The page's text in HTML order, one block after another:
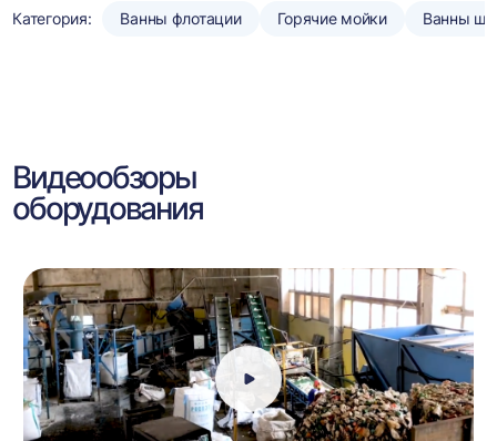
Категория: Ванны флотации Горячие мойки Ванны
Видеообзоры
оборудования